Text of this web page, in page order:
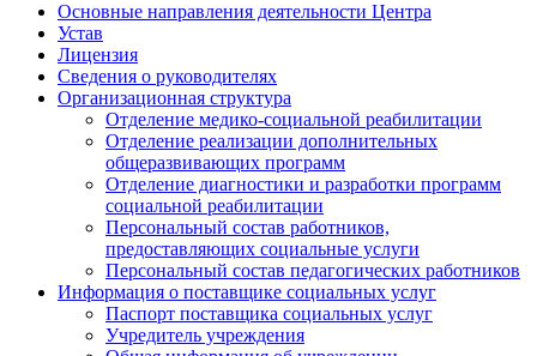
Основные направления деятельности Центра
Устав
Лицензия
Сведения о руководителях
Организационная структура
Отделение медико-социальной реабилитации
Отделение реализации дополнительных
общеразвивающих программ
Отделение диагностики и разработки программ
социальной реабилитации
Персональный состав работников,
предоставляющих социальные услуги
Персональный состав педагогических работников
Информация о поставщике социальных услуг
Паспорт поставщика социальных услуг
Учредитель учреждения